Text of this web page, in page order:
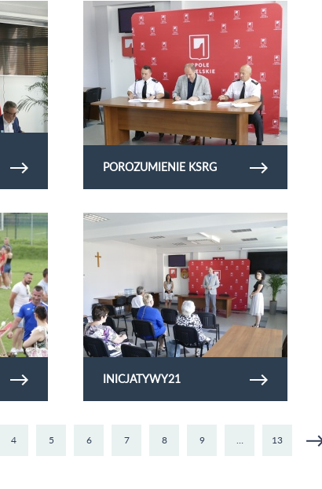
szkół
POROZUMIENIE KSRG
Obejrzyj galerię zdjęć Porozumienie KSRG
INICJATYWY21
Obejrzyj galerię zdjęć inicjatywy21
4 5 6 7 8 9 … 13